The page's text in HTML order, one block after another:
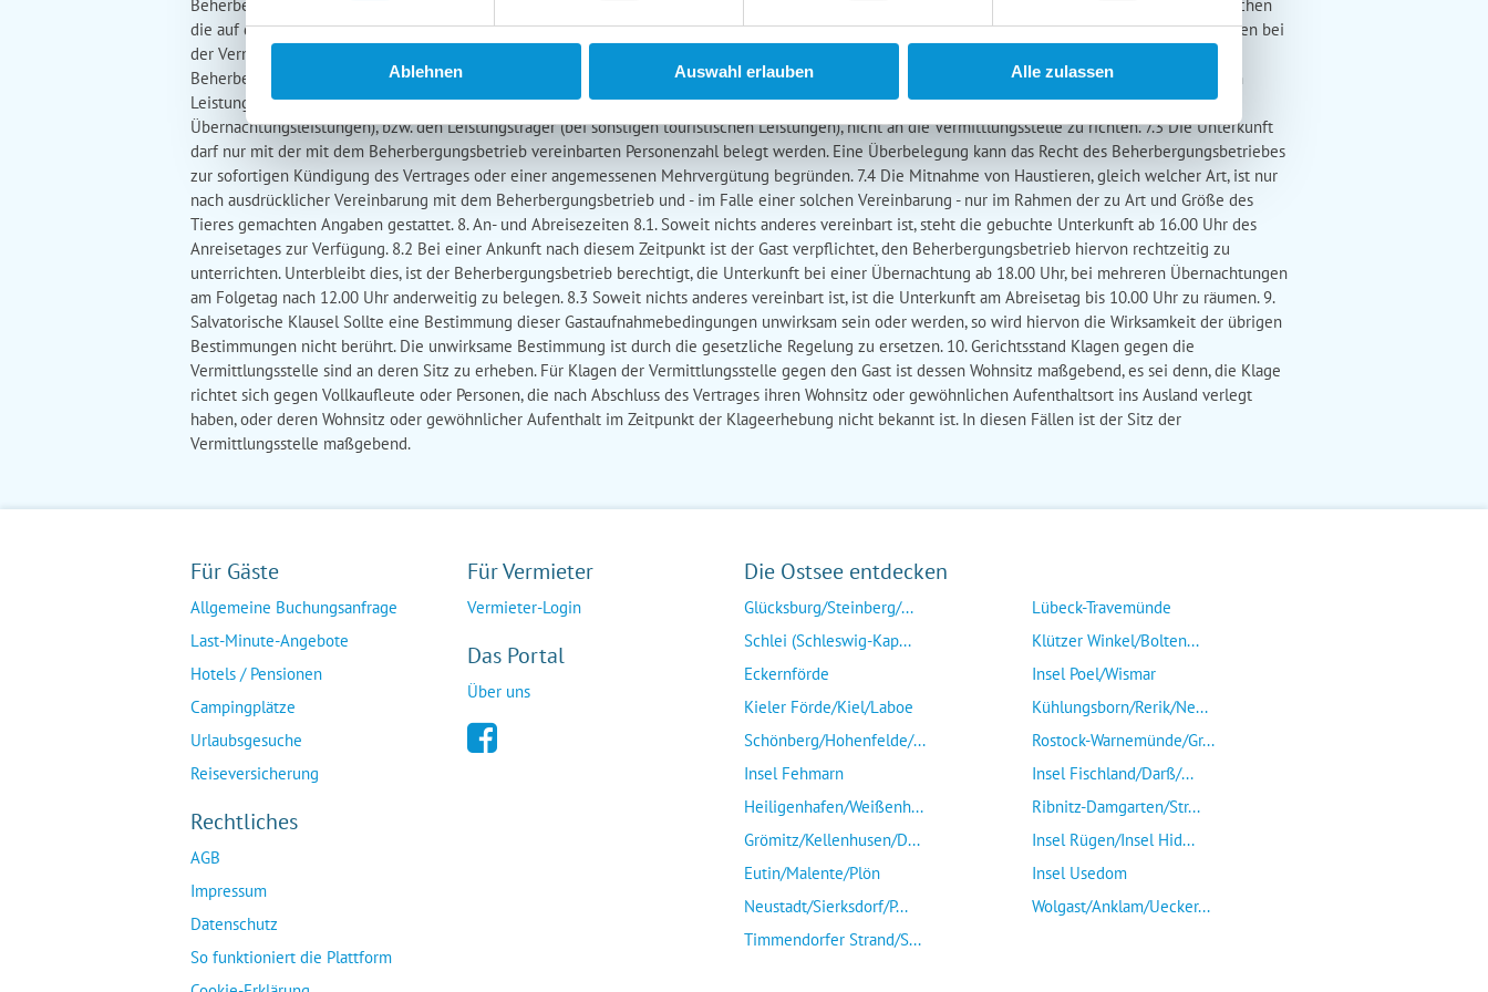
Ablehnen Auswahl erlauben Alle zulassen
Beherbergungsbetrieb (bei Übernachtungsleistungen), bzw. an den jeweiligen Leistungsträger (bei sonstigen touristischen Leistungen) zu richten. Reichen
die auf der Buchungsbestätigung enthaltenen Angaben für die Identifizierung des Beherbergungsbetriebes, bzw. des Leistungsträgers, nicht aus, können bei
der Vermittlungsstelle die notwendigen Informationen eingeholt werden. 7. Obliegenheiten des Gastes 7.1 Der Gast ist verpflichtet, dem
Beherbergungsbetrieb (bei Übernachtungsleistungen), bzw. dem Leistungsträger (bei sonstigen touristischen Leistungen) Mängel der zu erbringenden
Leistungen unverzüglich anzuzeigen oder Abhilfe zu verlangen. 7.2 Die Mängelanzeige ist ausschließlich an den Beherbergungsbetrieb (bei
Übernachtungsleistungen), bzw. den Leistungsträger (bei sonstigen touristischen Leistungen), nicht an die Vermittlungsstelle zu richten. 7.3 Die Unterkunft
darf nur mit der mit dem Beherbergungsbetrieb vereinbarten Personenzahl belegt werden. Eine Überbelegung kann das Recht des Beherbergungsbetriebes
zur sofortigen Kündigung des Vertrages oder einer angemessenen Mehrvergütung begründen. 7.4 Die Mitnahme von Haustieren, gleich welcher Art, ist nur
nach ausdrücklicher Vereinbarung mit dem Beherbergungsbetrieb und - im Falle einer solchen Vereinbarung - nur im Rahmen der zu Art und Größe des
Tieres gemachten Angaben gestattet. 8. An- und Abreisezeiten 8.1. Soweit nichts anderes vereinbart ist, steht die gebuchte Unterkunft ab 16.00 Uhr des
Anreisetages zur Verfügung. 8.2 Bei einer Ankunft nach diesem Zeitpunkt ist der Gast verpflichtet, den Beherbergungsbetrieb hiervon rechtzeitig zu
unterrichten. Unterbleibt dies, ist der Beherbergungsbetrieb berechtigt, die Unterkunft bei einer Übernachtung ab 18.00 Uhr, bei mehreren Übernachtungen
am Folgetag nach 12.00 Uhr anderweitig zu belegen. 8.3 Soweit nichts anderes vereinbart ist, ist die Unterkunft am Abreisetag bis 10.00 Uhr zu räumen. 9.
Salvatorische Klausel Sollte eine Bestimmung dieser Gastaufnahmebedingungen unwirksam sein oder werden, so wird hiervon die Wirksamkeit der übrigen
Bestimmungen nicht berührt. Die unwirksame Bestimmung ist durch die gesetzliche Regelung zu ersetzen. 10. Gerichtsstand Klagen gegen die
Vermittlungsstelle sind an deren Sitz zu erheben. Für Klagen der Vermittlungsstelle gegen den Gast ist dessen Wohnsitz maßgebend, es sei denn, die Klage
richtet sich gegen Vollkaufleute oder Personen, die nach Abschluss des Vertrages ihren Wohnsitz oder gewöhnlichen Aufenthaltsort ins Ausland verlegt
haben, oder deren Wohnsitz oder gewöhnlicher Aufenthalt im Zeitpunkt der Klageerhebung nicht bekannt ist. In diesen Fällen ist der Sitz der
Vermittlungsstelle maßgebend.
Für Gäste
Allgemeine Buchungsanfrage
Last-Minute-Angebote
Hotels / Pensionen
Campingplätze
Urlaubsgesuche
Reiseversicherung
Rechtliches
AGB
Impressum
Datenschutz
So funktioniert die Plattform
Für Vermieter
Vermieter-Login
Das Portal
Über uns
Die Ostsee entdecken
Glücksburg/Steinberg/...
Schlei (Schleswig-Kap...
Eckernförde
Kieler Förde/Kiel/Laboe
Schönberg/Hohenfelde/...
Insel Fehmarn
Heiligenhafen/Weißenh...
Grömitz/Kellenhusen/D...
Eutin/Malente/Plön
Neustadt/Sierksdorf/P...
Timmendorfer Strand/S...
Lübeck-Travemünde
Klützer Winkel/Bolten...
Insel Poel/Wismar
Kühlungsborn/Rerik/Ne...
Rostock-Warnemünde/Gr...
Insel Fischland/Darß/...
Ribnitz-Damgarten/Str...
Insel Rügen/Insel Hid...
Insel Usedom
Wolgast/Anklam/Uecker...